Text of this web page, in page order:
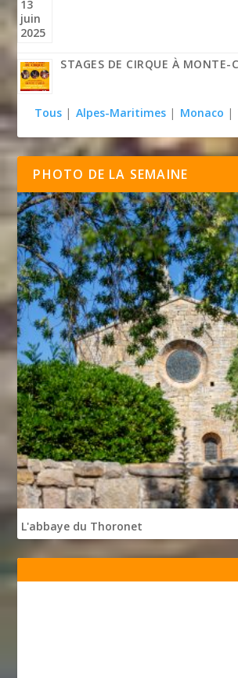
STAGES DE CIRQUE À MONTE-
Tous | Alpes-Maritimes | Monaco |
PHOTO DE LA SEMAINE
L'abbaye du Thoronet